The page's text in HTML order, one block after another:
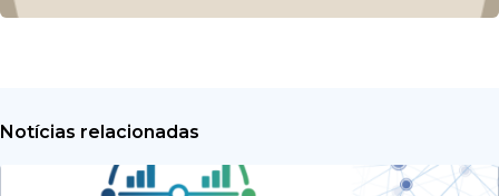
Notícias relacionadas